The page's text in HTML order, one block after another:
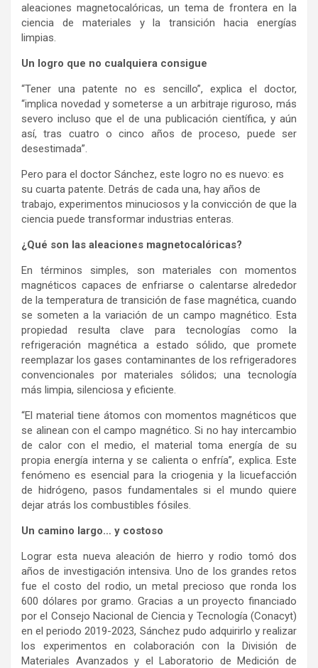
aleaciones magnetocalóricas, un tema de frontera en la
ciencia de materiales y la transición hacia energías
limpias.
Un logro que no cualquiera consigue
“Tener una patente no es sencillo”, explica el doctor,
“implica novedad y someterse a un arbitraje riguroso, más
severo incluso que el de una publicación científica, y aún
así, tras cuatro o cinco años de proceso, puede ser
desestimada”.
Pero para el doctor Sánchez, este logro no es nuevo: es
su cuarta patente. Detrás de cada una, hay años de
trabajo, experimentos minuciosos y la convicción de que la
ciencia puede transformar industrias enteras.
¿Qué son las aleaciones magnetocalóricas?
En términos simples, son materiales con momentos
magnéticos capaces de enfriarse o calentarse alrededor
de la temperatura de transición de fase magnética, cuando
se someten a la variación de un campo magnético. Esta
propiedad resulta clave para tecnologías como la
refrigeración magnética a estado sólido, que promete
reemplazar los gases contaminantes de los refrigeradores
convencionales por materiales sólidos; una tecnología
más limpia, silenciosa y eficiente.
“El material tiene átomos con momentos magnéticos que
se alinean con el campo magnético. Si no hay intercambio
de calor con el medio, el material toma energía de su
propia energía interna y se calienta o enfría”, explica. Este
fenómeno es esencial para la criogenia y la licuefacción
de hidrógeno, pasos fundamentales si el mundo quiere
dejar atrás los combustibles fósiles.
Un camino largo… y costoso
Lograr esta nueva aleación de hierro y rodio tomó dos
años de investigación intensiva. Uno de los grandes retos
fue el costo del rodio, un metal precioso que ronda los
600 dólares por gramo. Gracias a un proyecto financiado
por el Consejo Nacional de Ciencia y Tecnología (Conacyt)
en el periodo 2019-2023, Sánchez pudo adquirirlo y realizar
los experimentos en colaboración con la División de
Materiales Avanzados y el Laboratorio de Medición de